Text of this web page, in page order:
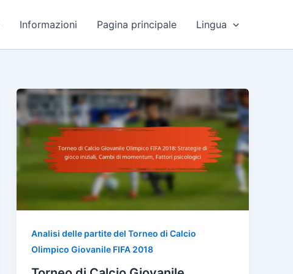
Informazioni Pagina principale Lingua
Analisi delle partite del Torneo di Calcio
Olimpico Giovanile FIFA 2018